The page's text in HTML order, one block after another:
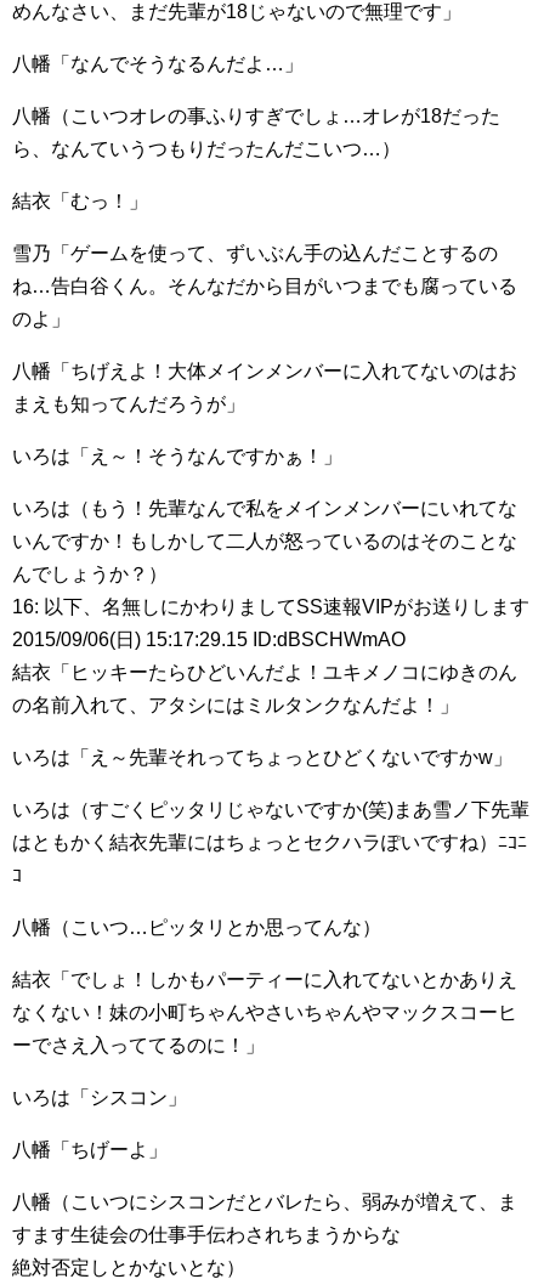
めんなさい、まだ先輩が18じゃないので無理です」
八幡「なんでそうなるんだよ…」
八幡（こいつオレの事ふりすぎでしょ…オレが18だった
ら、なんていうつもりだったんだこいつ…）
結衣「むっ！」
雪乃「ゲームを使って、ずいぶん手の込んだことするの
ね…告白谷くん。そんなだから目がいつまでも腐っている
のよ」
八幡「ちげえよ！大体メインメンバーに入れてないのはお
まえも知ってんだろうが」
いろは「え～！そうなんですかぁ！」
いろは（もう！先輩なんで私をメインメンバーにいれてな
いんですか！もしかして二人が怒っているのはそのことな
んでしょうか？）
16: 以下、名無しにかわりましてSS速報VIPがお送りします
2015/09/06(日) 15:17:29.15 ID:dBSCHWmAO
結衣「ヒッキーたらひどいんだよ！ユキメノコにゆきのん
の名前入れて、アタシにはミルタンクなんだよ！」
いろは「え～先輩それってちょっとひどくないですかw」
いろは（すごくピッタリじゃないですか(笑)まあ雪ノ下先輩
はともかく結衣先輩にはちょっとセクハラぽいですね）ﾆｺﾆ
ｺ
八幡（こいつ…ピッタリとか思ってんな）
結衣「でしょ！しかもパーティーに入れてないとかありえ
なくない！妹の小町ちゃんやさいちゃんやマックスコーヒ
ーでさえ入っててるのに！」
いろは「シスコン」
八幡「ちげーよ」
八幡（こいつにシスコンだとバレたら、弱みが増えて、ま
すます生徒会の仕事手伝わされちまうからな
絶対否定しとかないとな）